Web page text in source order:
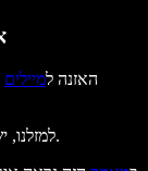
האזנה למיילים
למזלנו, יש לא מעט אפליקציות שיכולות לעשות זאת בשבילך.